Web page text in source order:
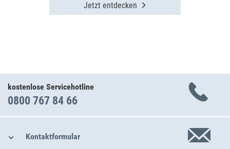
Jetzt entdecken
kostenlose Servicehotline
0800 767 84 66
Kontaktformular